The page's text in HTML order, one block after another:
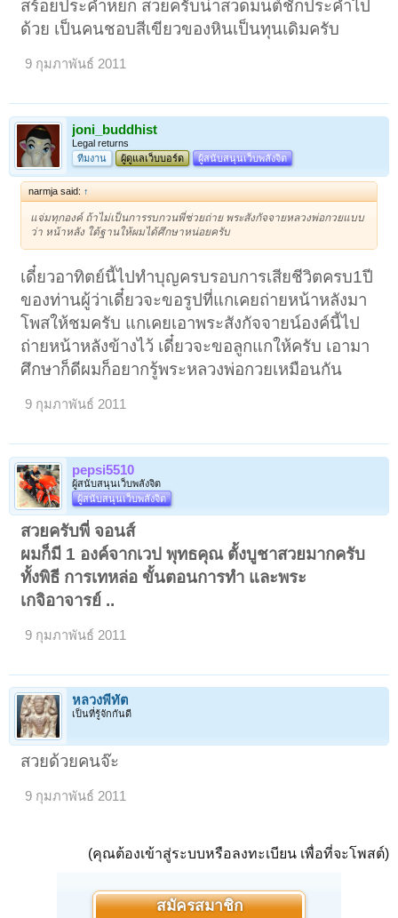
สร้อยประคำหยก สวยครับน่าสวดมนต์ชักประคำไป
ด้วย เป็นคนชอบสีเขียวของหินเป็นทุนเดิมครับ
9 กุมภาพันธ์ 2011
joni_buddhist
Legal returns
ทีมงาน
ผู้ดูแลเว็บบอร์ด ผู้สนับสนุนเว็บพลังจิต
narmja said: ↑
แจ่มทุกองค์ ถ้าไม่เป็นการรบกวนพี่ช่วยถ่าย พระสังกัจจายหลวงพ่อกวยแบบ
ว่า หน้าหลัง ใต้ฐานให้ผมได้ศึกษาหน่อยครับ
เดี๋ยวอาทิตย์นี้ไปทำบุญครบรอบการเสียชีวิตครบ1ปี
ของท่านผู้ว่าเดี๋ยวจะขอรูปที่แกเคยถ่ายหน้าหลังมา
โพสให้ชมครับ แกเคยเอาพระสังกัจจายน์องค์นี้ไป
ถ่ายหน้าหลังข้างไว้ เดี๋ยวจะขอลูกแกให้ครับ เอามา
ศึกษาก็ดีผมก็อยากรู้พระหลวงพ่อกวยเหมือนกัน
9 กุมภาพันธ์ 2011
pepsi5510
ผู้สนับสนุนเว็บพลังจิต
ผู้สนับสนุนเว็บพลังจิต
สวยครับพี่ จอนส์
ผมก็มี 1 องค์จากเวป พุทธคุณ ตั้งบูชาสวยมากครับ
ทั้งพิธี การเทหล่อ ขั้นตอนการทํา และพระ
เกจิอาจารย์ ..
9 กุมภาพันธ์ 2011
หลวงพี่ทัต
เป็นที่รู้จักกันดี
สวยด้วยคนจ๊ะ
9 กุมภาพันธ์ 2011
(คุณต้องเข้าสู่ระบบหรือลงทะเบียน เพื่อที่จะโพสต์)
สมัครสมาชิก